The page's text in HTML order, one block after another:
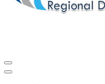
Navigation
Menu
Navigation